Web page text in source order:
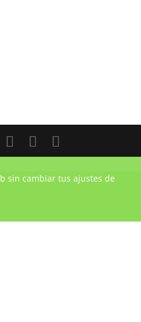
sin cambiar tus ajustes de